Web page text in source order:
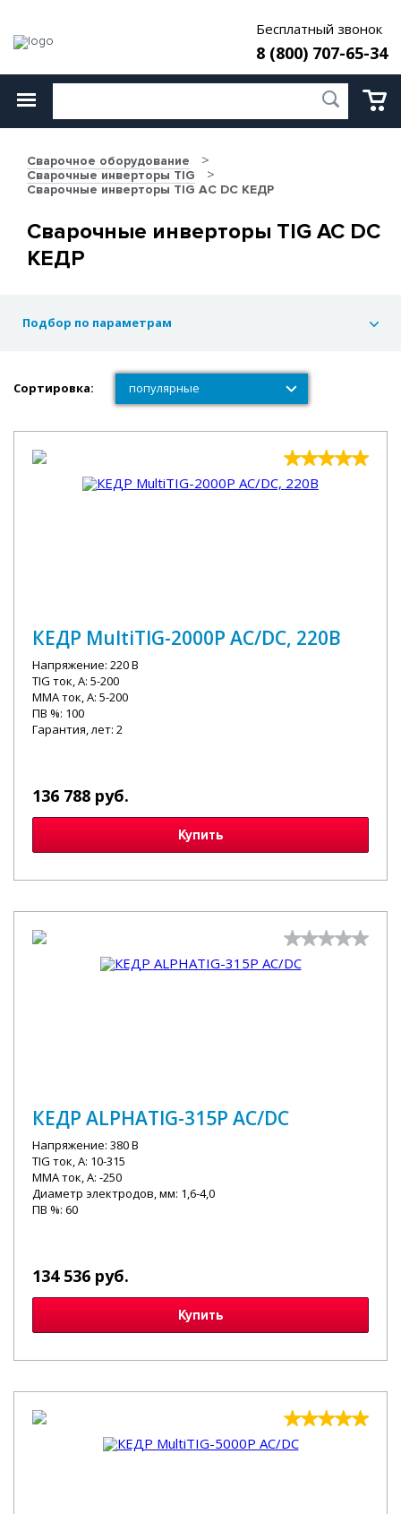
Бесплатный звонок
8 (800) 707-65-34
Сварочное оборудование
Сварочные инверторы TIG
Сварочные инверторы TIG AC DC КЕДР
Сварочные инверторы TIG AC DC
КЕДР
Подбор по параметрам
Сортировка: популярные
популярные
КЕДР MultiTIG-2000P AC/DC, 220В
Напряжение: 220 В
TIG ток, А: 5-200
MMA ток, А: 5-200
ПВ %: 100
Гарантия, лет: 2
136 788 руб.
Купить
КЕДР ALPHATIG-315P AC/DC
Напряжение: 380 В
TIG ток, А: 10-315
MMA ток, А: -250
Диаметр электродов, мм: 1,6-4,0
ПВ %: 60
134 536 руб.
Купить